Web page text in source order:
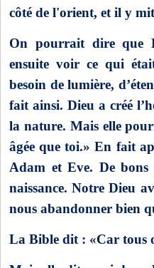
côté de l'orient, et il y
On pourrait dire que
ensuite voir ce qui
besoin de lumière,
fait ainsi. Dieu a créé
la nature. Mais elle
âgée que toi.» En fait
Adam et Eve. De
naissance. Notre Dieu
nous abandonner bien
La Bible dit : «Car tous